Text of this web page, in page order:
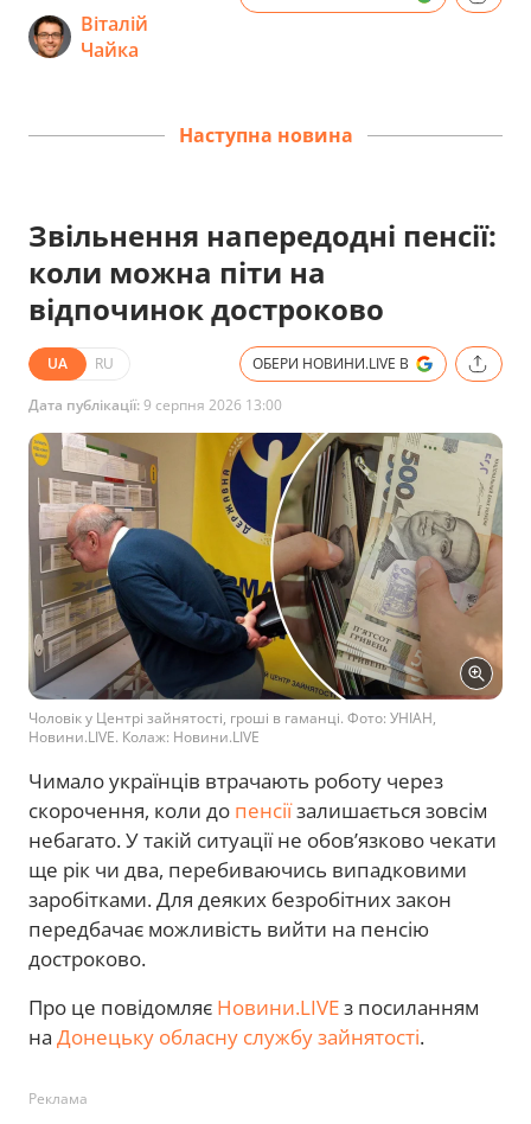
Віталій
Чайка
Наступна новина
Звільнення напередодні пенсії:
коли можна піти на
відпочинок достроково
UA RU ОБЕРИ НОВИНИ.LIVE В
Дата публікації:9 серпня 2026 13:00
Чоловік у Центрі зайнятості, гроші в гаманці. Фото: УНІАН,
Новини.LIVE. Колаж: Новини.LIVE
Чимало українців втрачають роботу через
скорочення, коли до пенсіїзалишається зовсім
небагато. У такій ситуації не обов’язково чекати
ще рік чи два, перебиваючись випадковими
заробітками. Для деяких безробітних закон
передбачає можливість вийти на пенсію
достроково.
Про це повідомляє Новини.LIVEз посиланням
на Донецьку обласну службу зайнятості.
Реклама